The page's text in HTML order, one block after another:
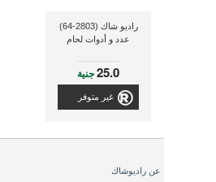
راديو شاك (2803-64)
عدد و أدوات لحام
25.0جنية
غير متوفر
عن راديوشاك